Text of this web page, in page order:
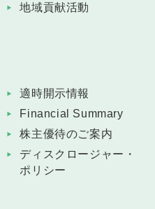
地域貢献活動
適時開示情報
Financial Summary
株主優待のご案内
ディスクロージャー・
ポリシー